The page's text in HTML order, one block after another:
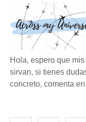
Hola, espero que
sirvan, si tienes
concreto, comenta